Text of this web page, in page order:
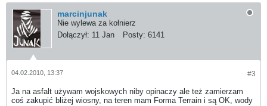
marcinjunak
Nie wylewa za kołnierz
Dołączył: 11 Jan Posty: 6141
#3
04.02.2010, 13:37
Ja na asfalt używam wojskowych niby opinaczy ale też zamierzam
coś zakupić bliżej wiosny, na teren mam Forma Terrain i są OK, wody